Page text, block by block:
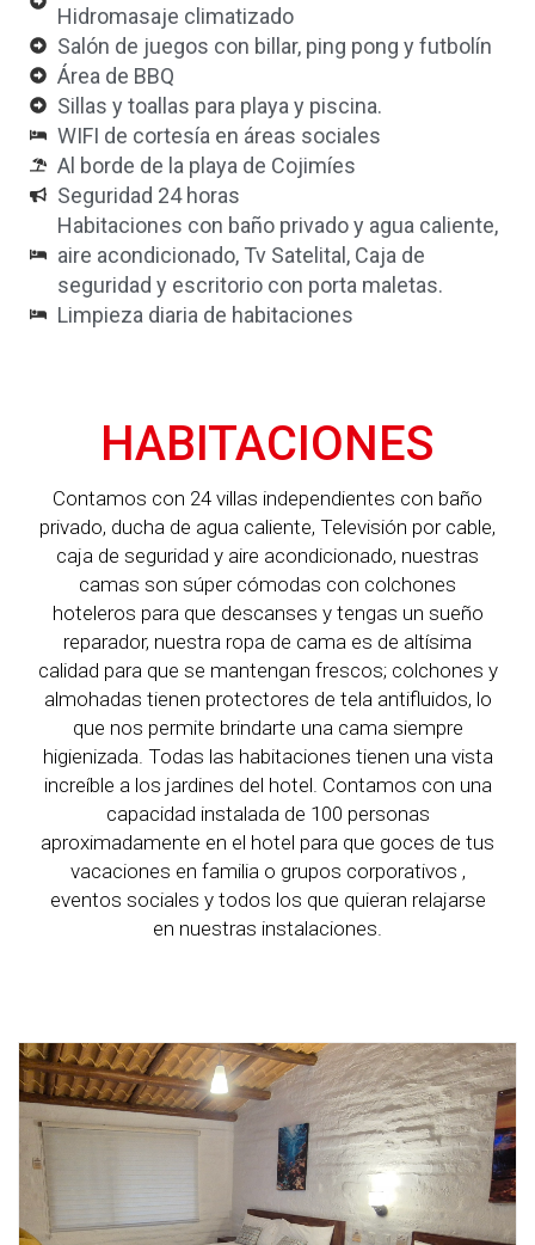
Hidromasaje climatizado
Salón de juegos con billar, ping pong y futbolín
Área de BBQ
Sillas y toallas para playa y piscina.
WIFI de cortesía en áreas sociales
Al borde de la playa de Cojimíes
Seguridad 24 horas
Habitaciones con baño privado y agua caliente,
aire acondicionado, Tv Satelital, Caja de
seguridad y escritorio con porta maletas.
Limpieza diaria de habitaciones
HABITACIONES
Contamos con 24 villas independientes con baño
privado, ducha de agua caliente, Televisión por cable,
caja de seguridad y aire acondicionado, nuestras
camas son súper cómodas con colchones
hoteleros para que descanses y tengas un sueño
reparador, nuestra ropa de cama es de altísima
calidad para que se mantengan frescos; colchones y
almohadas tienen protectores de tela antifluidos, lo
que nos permite brindarte una cama siempre
higienizada. Todas las habitaciones tienen una vista
increíble a los jardines del hotel. Contamos con una
capacidad instalada de 100 personas
aproximadamente en el hotel para que goces de tus
vacaciones en familia o grupos corporativos ,
eventos sociales y todos los que quieran relajarse
en nuestras instalaciones.